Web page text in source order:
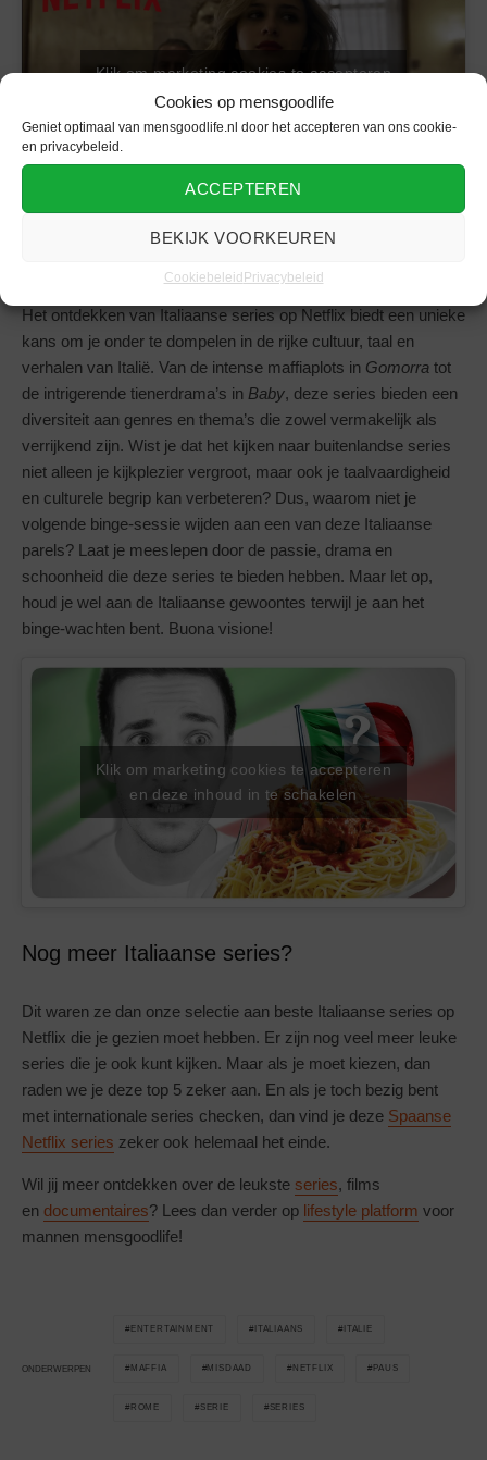
Cookies op mensgoodlife
Geniet optimaal van mensgoodlife.nl door het accepteren van ons cookie-
en privacybeleid.
ACCEPTEREN
BEKIJK VOORKEUREN
Cookiebeleid Privacybeleid
Klik om marketing cookies te accepteren
en deze inhoud in te schakelen
Het ontdekken van Italiaanse series op Netflix biedt een unieke
kans om je onder te dompelen in de rijke cultuur, taal en
verhalen van Italië. Van de intense maffiaplots in Gomorra tot
de intrigerende tienerdrama’s in Baby, deze series bieden een
diversiteit aan genres en thema’s die zowel vermakelijk als
verrijkend zijn. Wist je dat het kijken naar buitenlandse series
niet alleen je kijkplezier vergroot, maar ook je taalvaardigheid
en culturele begrip kan verbeteren? Dus, waarom niet je
volgende binge-sessie wijden aan een van deze Italiaanse
parels? Laat je meeslepen door de passie, drama en
schoonheid die deze series te bieden hebben. Maar let op,
houd je wel aan de Italiaanse gewoontes terwijl je aan het
binge-wachten bent. Buona visione!
Klik om marketing cookies te accepteren
en deze inhoud in te schakelen
Nog meer Italiaanse series?
Dit waren ze dan onze selectie aan beste Italiaanse series op
Netflix die je gezien moet hebben. Er zijn nog veel meer leuke
series die je ook kunt kijken. Maar als je moet kiezen, dan
raden we je deze top 5 zeker aan. En als je toch bezig bent
met internationale series checken, dan vind je deze Spaanse
Netflix series zeker ook helemaal het einde.
Wil jij meer ontdekken over de leukste series, films
en documentaires? Lees dan verder op lifestyle platform voor
mannen mensgoodlife!
ONDERWERPEN
ENTERTAINMENT ITALIAANS ITALIE
MAFFIA MISDAAD NETFLIX PAUS
ROME SERIE SERIES